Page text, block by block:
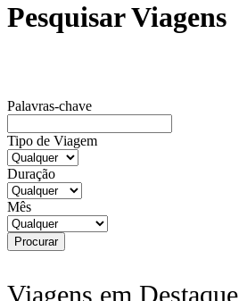
Pesquisar Viagens
Palavras-chave
Tipo de Viagem
Duração
Mês
Viagens em Destaque